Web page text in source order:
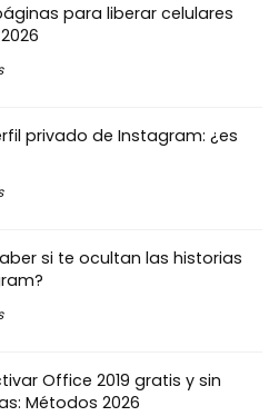
para liberar celulares
privado de Instagram: ¿es
si te ocultan las historias
Office 2019 gratis y sin
Métodos 2026